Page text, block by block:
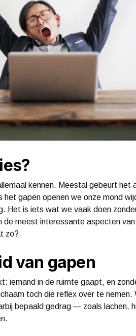
kennen. Meestal gebeurt het
gapen openen we onze mond
Het is iets wat we vaak doen
de meest interessante aspecten
zo?
van gapen
iemand in de ruimte gaapt, en
toch die reflex over te nemen.
bepaald gedrag — zoals lachen,